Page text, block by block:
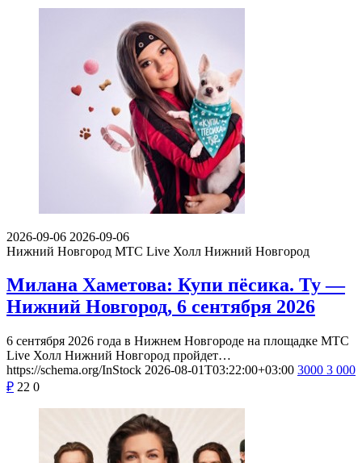
2026-09-06 2026-09-06
Нижний Новгород МТС Live Холл Нижний Новгород
Милана Хаметова: Купи пёсика. Ту —
Нижний Новгород, 6 сентября 2026
6 сентября 2026 года в Нижнем Новгороде на площадке МТС
Live Холл Нижний Новгород пройдет…
https://schema.org/InStock 2026-08-01T03:22:00+03:00 3000 3 000
₽ 22 0